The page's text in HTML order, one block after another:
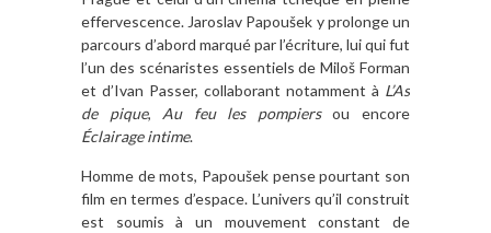
effervescence. Jaroslav Papoušek y prolonge un
parcours d’abord marqué par l’écriture, lui qui fut
l’un des scénaristes essentiels de Miloš Forman
et d’Ivan Passer, collaborant notamment à L’As
de pique, Au feu les pompiersou encore
Éclairage intime.
Homme de mots, Papoušek pense pourtant son
film en termes d’espace. L’univers qu’il construit
est soumis à un mouvement constant de